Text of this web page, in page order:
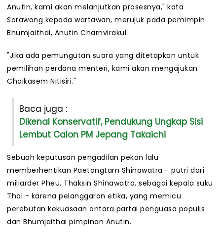
Anutin, kami akan melanjutkan prosesnya," kata
Sorawong kepada wartawan, merujuk pada pemimpin
Bhumjaithai, Anutin Charnvirakul.
"Jika ada pemungutan suara yang ditetapkan untuk
pemilihan perdana menteri, kami akan mengajukan
Chaikasem Nitisiri."
Baca juga :
Dikenal Konservatif, Pendukung Ungkap Sisi
Lembut Calon PM Jepang Takaichi
Sebuah keputusan pengadilan pekan lalu
memberhentikan Paetongtarn Shinawatra - putri dari
miliarder Pheu, Thaksin Shinawatra, sebagai kepala suku
Thai - karena pelanggaran etika, yang memicu
perebutan kekuasaan antara partai penguasa populis
dan Bhumjaithai pimpinan Anutin.